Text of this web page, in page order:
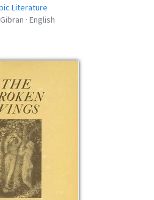
Literature
· English